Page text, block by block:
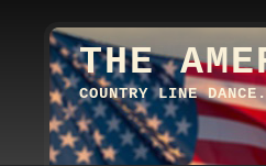
THE
COUNTRY LINE